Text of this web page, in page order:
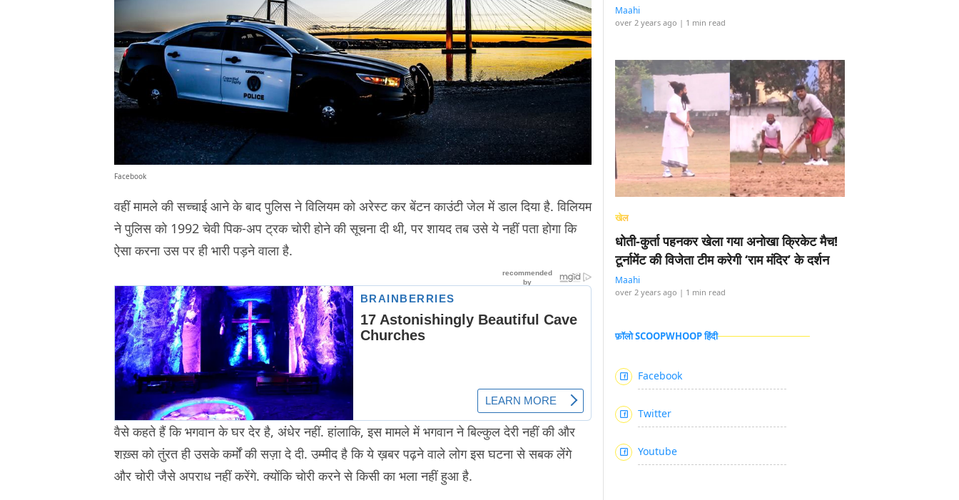
Facebook
वहीं मामले की सच्चाई आने के बाद पुलिस ने विलियम को अरेस्ट कर बेंटन काउंटी जेल में डाल दिया है. विलियम
ने पुलिस को 1992 चेवी पिक-अप ट्रक चोरी होने की सूचना दी थी, पर शायद तब उसे ये नहीं पता होगा कि
ऐसा करना उस पर ही भारी पड़ने वाला है.
वैसे कहते हैं कि भगवान के घर देर है, अंधेर नहीं. हांलाकि, इस मामले में भगवान ने बिल्कुल देरी नहीं की और
शख़्स को तुंरत ही उसके कर्मों की सज़ा दे दी. उम्मीद है कि ये ख़बर पढ़ने वाले लोग इस घटना से सबक लेंगे
और चोरी जैसे अपराध नहीं करेंगे. क्योंकि चोरी करने से किसी का भला नहीं हुआ है.
Maahi
over 2 years ago | 1 min read
खेल
धोती-कुर्ता पहनकर खेला गया अनोखा क्रिकेट मैच!
टूर्नामेंट की विजेता टीम करेगी ‘राम मंदिर’ के दर्शन
Maahi
over 2 years ago | 1 min read
फ़ॉलो SCOOPWHOOP हिंदी
Facebook
Twitter
Youtube